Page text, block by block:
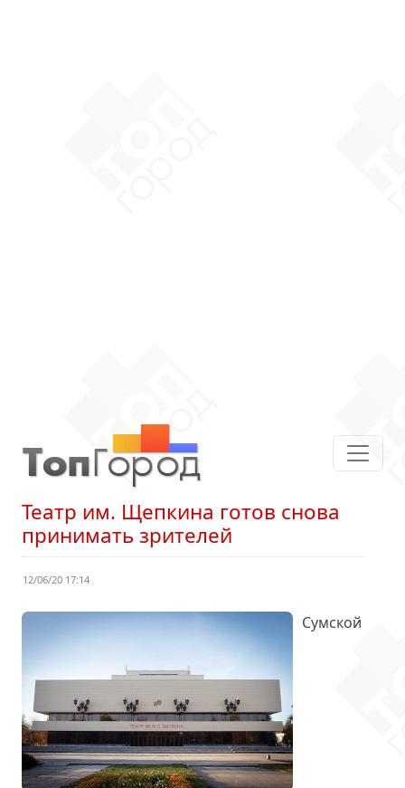
Театр им. Щепкина готов снова
принимать зрителей
12/06/20 17:14
Сумской